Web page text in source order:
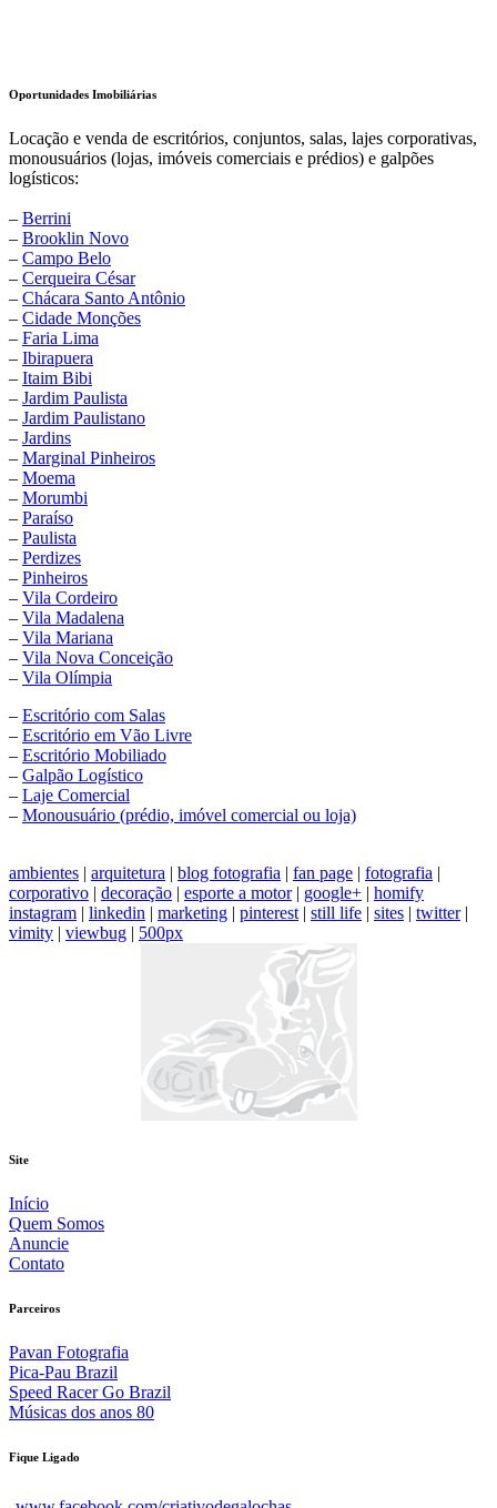
Oportunidades Imobiliárias
Locação e venda de escritórios, conjuntos, salas, lajes corporativas,
monousuários (lojas, imóveis comerciais e prédios) e galpões
logísticos:
– Berrini
– Brooklin Novo
– Campo Belo
– Cerqueira César
– Chácara Santo Antônio
– Cidade Monções
– Faria Lima
– Ibirapuera
– Itaim Bibi
– Jardim Paulista
– Jardim Paulistano
– Jardins
– Marginal Pinheiros
– Moema
– Morumbi
– Paraíso
– Paulista
– Perdizes
– Pinheiros
– Vila Cordeiro
– Vila Madalena
– Vila Mariana
– Vila Nova Conceição
– Vila Olímpia
– Escritório com Salas
– Escritório em Vão Livre
– Escritório Mobiliado
– Galpão Logístico
– Laje Comercial
– Monousuário (prédio, imóvel comercial ou loja)
ambientes | arquitetura | blog fotografia | fan page | fotografia |
corporativo | decoração | esporte a motor| google+ | homify
instagram | linkedin | marketing | pinterest | still life | sites | twitter|
vimity | viewbug | 500px
Site
Início
Quem Somos
Anuncie
Contato
Parceiros
Pavan Fotografia
Pica-Pau Brazil
Speed Racer Go Brazil
Músicas dos anos 80
Fique Ligado